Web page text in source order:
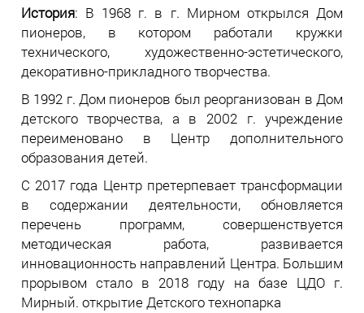
История: В 1968 г. в г. Мирном открылся Дом
пионеров, в котором работали кружки
технического, художественно-эстетического,
декоративно-прикладного творчества.
В 1992 г. Дом пионеров был реорганизован в Дом
детского творчества, а в 2002 г. учреждение
переименовано в Центр дополнительного
образования детей.
С 2017 года Центр претерпевает трансформации
в содержании деятельности, обновляется
перечень программ, совершенствуется
методическая работа, развивается
инновационность направлений Центра. Большим
прорывом стало в 2018 году на базе ЦДО г.
Мирный. открытие Детского технопарка